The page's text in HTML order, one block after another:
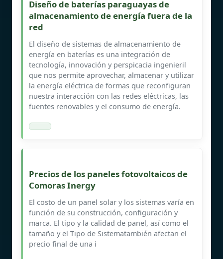
Diseño de baterías paraguayas de
almacenamiento de energía fuera de la
red
El diseño de sistemas de almacenamiento de
energía en baterías es una integración de
tecnología, innovación y perspicacia ingenieril
que nos permite aprovechar, almacenar y utilizar
la energía eléctrica de formas que reconfiguran
nuestra interacción con las redes eléctricas, las
fuentes renovables y el consumo de energía.
Precios de los paneles fotovoltaicos de
Comoras Inergy
El costo de un panel solar y los sistemas varía en
función de su construcción, configuración y
marca. El tipo y la calidad de panel, así como el
tamaño y el Tipo de Sistematambién afectan el
precio final de una i